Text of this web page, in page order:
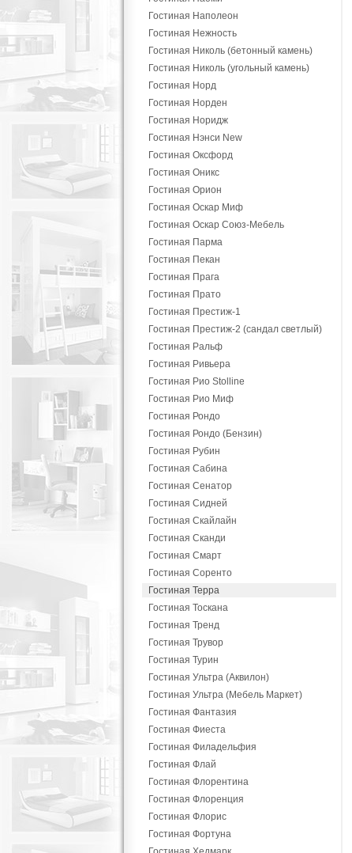
Гостиная Наполеон
Гостиная Нежность
Гостиная Николь (бетонный камень)
Гостиная Николь (угольный камень)
Гостиная Норд
Гостиная Норден
Гостиная Норидж
Гостиная Нэнси New
Гостиная Оксфорд
Гостиная Оникс
Гостиная Орион
Гостиная Оскар Миф
Гостиная Оскар Союз-Мебель
Гостиная Парма
Гостиная Пекан
Гостиная Прага
Гостиная Прато
Гостиная Престиж-1
Гостиная Престиж-2 (сандал светлый)
Гостиная Ральф
Гостиная Ривьера
Гостиная Рио Stolline
Гостиная Рио Миф
Гостиная Рондо
Гостиная Рондо (Бензин)
Гостиная Рубин
Гостиная Сабина
Гостиная Сенатор
Гостиная Сидней
Гостиная Скайлайн
Гостиная Сканди
Гостиная Смарт
Гостиная Соренто
Гостиная Терра
Гостиная Тоскана
Гостиная Тренд
Гостиная Трувор
Гостиная Турин
Гостиная Ультра (Аквилон)
Гостиная Ультра (Мебель Маркет)
Гостиная Фантазия
Гостиная Фиеста
Гостиная Филадельфия
Гостиная Флай
Гостиная Флорентина
Гостиная Флоренция
Гостиная Флорис
Гостиная Фортуна